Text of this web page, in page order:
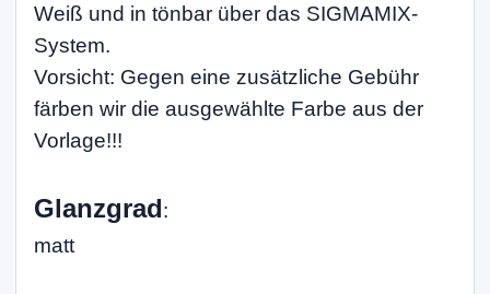
Weiß und in tönbar über das SIGMAMIX-
System.
Vorsicht: Gegen eine zusätzliche Gebühr
färben wir die ausgewählte Farbe aus der
Vorlage!!!
Glanzgrad:
matt